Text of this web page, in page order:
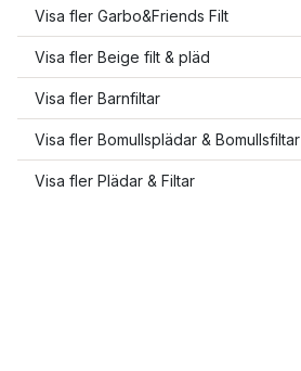
Visa fler Garbo&Friends Filt
Visa fler Beige filt & pläd
Visa fler Barnfiltar
Visa fler Bomullsplädar & Bomullsfiltar
Visa fler Plädar & Filtar